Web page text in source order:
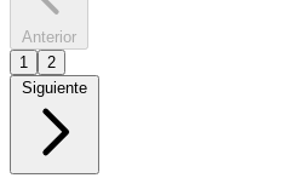
Anterior
1
2
Siguiente